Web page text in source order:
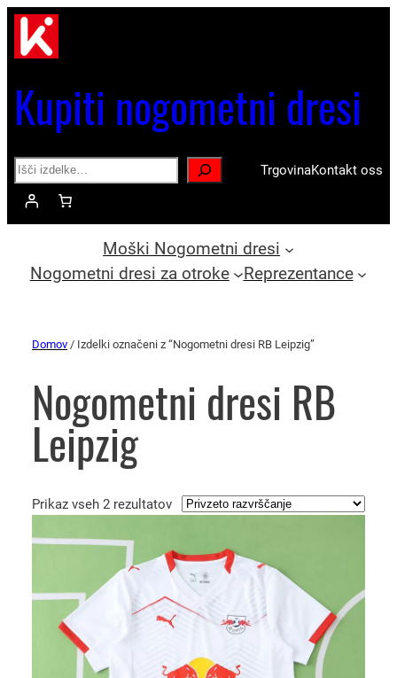
Kupiti nogometni dresi
Search TrgovinaKontakt oss
Moški Nogometni dresi
Nogometni dresi za otroke
Reprezentance
Domov / Izdelki označeni z “Nogometni dresi RB Leipzig”
Nogometni dresi RB
Leipzig
Prikaz vseh 2 rezultatov